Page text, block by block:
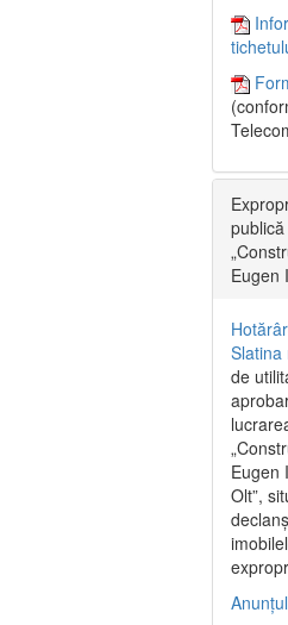
Eugen
Slatina
de
Eugen
Olt”,